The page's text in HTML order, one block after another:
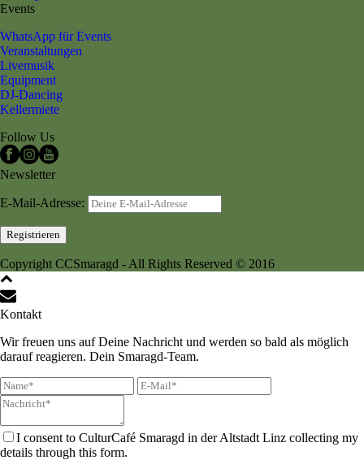
Events
WhatsApp für Events
Veranstaltungen
Livemusik
Equipment
DJ-Dancing
Kellermiete
Follow Us
Newsletter
E-Mail-Adresse:
Copyright CCSmaragd - All Rights Reserved © 2016
Kontakt
Wir freuen uns auf Deine Nachricht und werden so bald als möglich
darauf reagieren. Dein Smaragd-Team.
I consent to CulturCafé Smaragd in der Altstadt Linz collecting my
details through this form.